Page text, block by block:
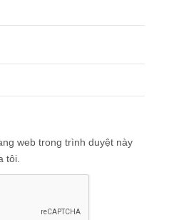
web trong trình duyệt này
tôi.